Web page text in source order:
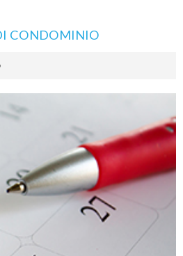
CONDOMINIO